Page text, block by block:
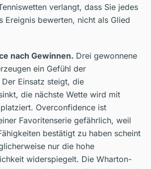
verlangt, dass Sie jedes
Ereignis bewerten, nicht als Glied
nach Gewinnen. Drei gewonnene
ein Gefühl der
Einsatz steigt, die
die nächste Wette wird mit
Overconfidence ist
Favoritenserie gefährlich, weil
bestätigt zu haben scheint
nur die hohe
widerspiegelt. Die Wharton-